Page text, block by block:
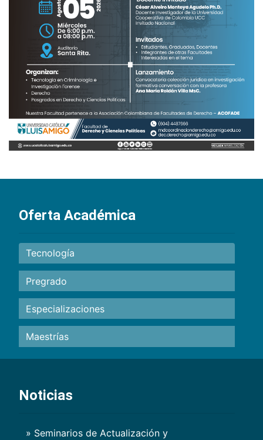
Oferta Académica
Tecnología
Pregrado
Especializaciones
Maestrías
Noticias
» Seminarios de Actualización y